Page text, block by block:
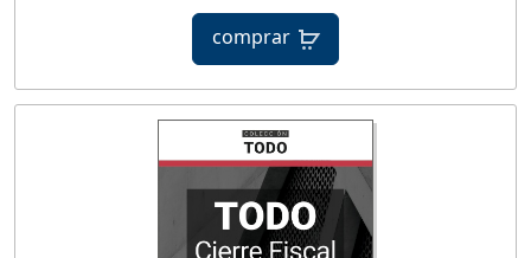
comprar